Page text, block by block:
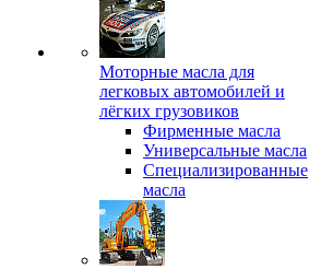
Моторные масла для
легковых автомобилей и
лёгких грузовиков
Фирменные масла
Универсальные масла
Специализированные
масла